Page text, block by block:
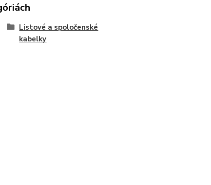
Listové a spoločenské
kabelky